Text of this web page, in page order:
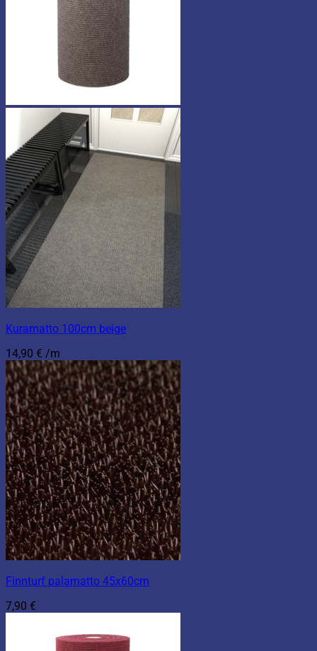
Kuramatto 100cm beige
14,90 € /m
Finnturf palamatto 45x60cm
7,90 €